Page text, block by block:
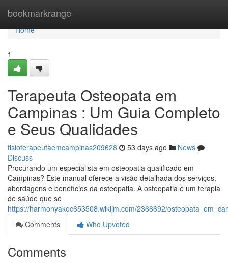
bookmarkrange
Home
Home
1
Terapeuta Osteopata em
Campinas : Um Guia Completo
e Seus Qualidades
fisioterapeutaemcampinas209628 53 days ago
News
Discuss
Procurando um especialista em osteopatia qualificado em
Campinas? Este manual oferece a visão detalhada dos serviços,
abordagens e benefícios da osteopatia. A osteopatia é um terapia
de saúde que se
https://harmonyakoc653508.wikijm.com/2366692/
Comments
Who Upvoted
Comments